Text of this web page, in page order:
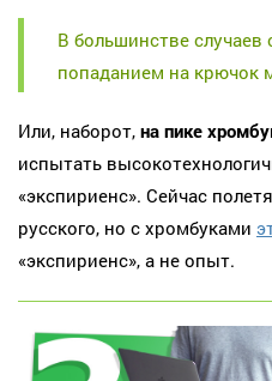
В большинстве случаев
попаданием на крючок
Или, наборот, на пике
испытать
«экспириенс». Сейчас
русского, но с хромбуками
«экспириенс», а не опыт.